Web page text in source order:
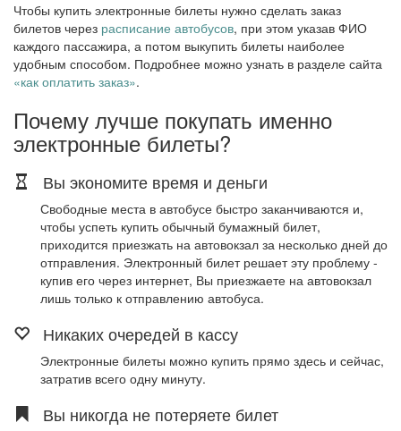
Чтобы купить электронные билеты нужно сделать заказ
билетов через расписание автобусов, при этом указав ФИО
каждого пассажира, а потом выкупить билеты наиболее
удобным способом. Подробнее можно узнать в разделе сайта
«как оплатить заказ».
Почему лучше покупать именно
электронные билеты?
Вы экономите время и деньги
Свободные места в автобусе быстро заканчиваются и,
чтобы успеть купить обычный бумажный билет,
приходится приезжать на автовокзал за несколько дней до
отправления. Электронный билет решает эту проблему -
купив его через интернет, Вы приезжаете на автовокзал
лишь только к отправлению автобуса.
Никаких очередей в кассу
Электронные билеты можно купить прямо здесь и сейчас,
затратив всего одну минуту.
Вы никогда не потеряете билет